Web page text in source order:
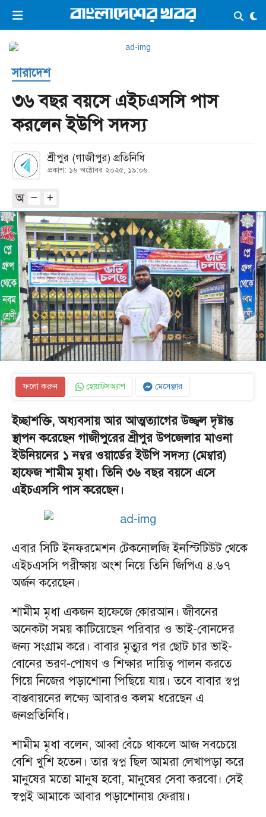
ভিডিও ই-পেপার লগইন ×
প্রচ্ছদ
সর্বশেষ
সব বিভাগ
আর্কাইভ
কনভার্টার
সারাদেশ
৩৬ বছর বয়সে এইচএসসি পাস
করলেন ইউপি সদস্য
শ্রীপুর (গাজীপুর) প্রতিনিধি
প্রকাশ: ১৬ অক্টোবর ২০২৫, ১৯:০৬
অ
ফলো করুন হোয়াটসঅ্যাপ মেসেঞ্জার
ইচ্ছাশক্তি, অধ্যবসায় আর আত্মত্যাগের উজ্জ্বল দৃষ্টান্ত
স্থাপন করেছেন গাজীপুরের শ্রীপুর উপজেলার মাওনা
ইউনিয়নের ১ নম্বর ওয়ার্ডের ইউপি সদস্য (মেম্বার)
হাফেজ শামীম মৃধা। তিনি ৩৬ বছর বয়সে এসে
এইচএসসি পাস করেছেন।
এবার সিটি ইনফরমেশন টেকনোলজি ইনস্টিটিউট থেকে
এইচএসসি পরীক্ষায় অংশ নিয়ে তিনি জিপিএ ৪.৬৭
অর্জন করেছেন।
শামীম মৃধা একজন হাফেজে কোরআন। জীবনের
অনেকটা সময় কাটিয়েছেন পরিবার ও ভাই-বোনদের
জন্য সংগ্রাম করে। বাবার মৃত্যুর পর ছোট চার ভাই-
বোনের ভরণ-পোষণ ও শিক্ষার দায়িত্ব পালন করতে
গিয়ে নিজের পড়াশোনা পিছিয়ে যায়। তবে বাবার স্বপ্ন
বাস্তবায়নের লক্ষ্যে আবারও কলম ধরেছেন এ
জনপ্রতিনিধি।
শামীম মৃধা বলেন, আব্বা বেঁচে থাকলে আজ সবচেয়ে
বেশি খুশি হতেন। তার স্বপ্ন ছিল আমরা লেখাপড়া করে
মানুষের মতো মানুষ হবো, মানুষের সেবা করবো। সেই
স্বপ্নই আমাকে আবার পড়াশোনায় ফেরায়।